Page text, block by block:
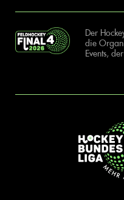
Der
die
Events,